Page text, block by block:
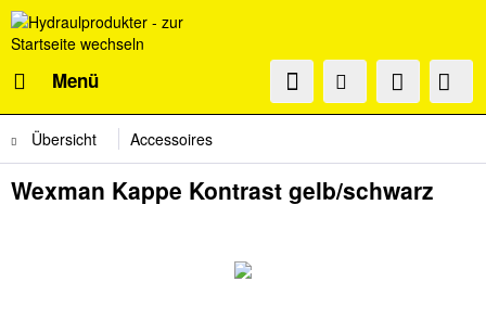
Menü
Übersicht Accessoires
Wexman Kappe Kontrast gelb/schwarz